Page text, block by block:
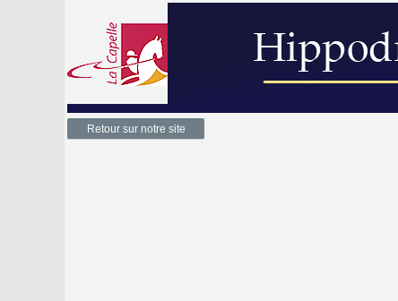
Retour sur notre site